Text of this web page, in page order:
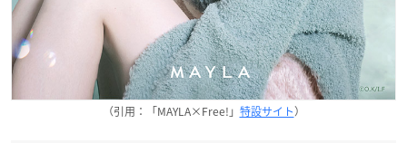
（引用：「MAYLA×Free!」 特設サイト）